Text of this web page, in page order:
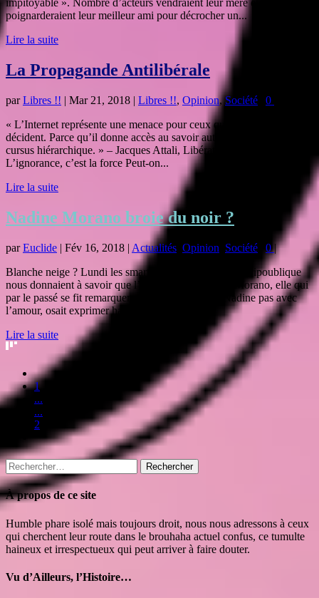
impitoyable ». Nombre d’acteurs vendraient leur mère et
poignarderaient leur meilleur ami pour décrocher un...
Lire la suite
La Propagande Antilibérale
parLibres !! | Mar 21, 2018 | Libres !!, Opinion,Société 0
« L’Internet représente une menace pour ceux qui savent et qui
décident. Parce qu’il donne accès au savoir autrement que par le
cursus hiérarchique. » – Jacques Attali, Libération, 5 mai 2000
L’ignorance, c’est la force Peut-on...
Lire la suite
Nadine Morano broie du noir ?
parEuclide | Fév 16, 2018 | Actualités Opinion Société 0|
Blanche neige ? Lundi les smart médias de notre belle ripoublique
nous donnaient à savoir que l’exceptionnelle Mme Morano, elle qui
par le passé se fit remarquer comme celle qui ne Nadine pas avec
l’amour, osait exprimer haut et...
Lire la suite
1
...
...
2
Rechercher :
À propos de ce site
Humble phare isolé mais toujours droit, nous nous adressons à ceux
qui cherchent leur route dans le brouhaha actuel confus, ce tumulte
haineux et irrespectueux qui peut arriver à faire douter.
Vu d’Ailleurs, l’Histoire…